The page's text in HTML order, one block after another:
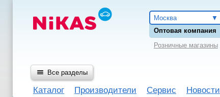
Москва
Оптовая компания
Розничные магазины
Все разделы
Каталог Производители Сервис Новости